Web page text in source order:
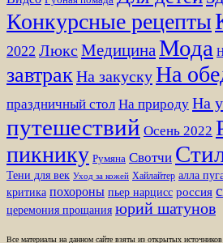
Конкурсные рецепты
2022 Люкс МедицинаМода
завтрак На закускуНа
праздничный стол На природу На
путешествий Осень 2022
пикнику Румяна Свотчи
Тени для век Уход за кожей Хайлайтер алла
критика похороны пьер нарцисс россия
церемония прощания юрий шатунов
Все материалы на данном сайте взяты из открытых